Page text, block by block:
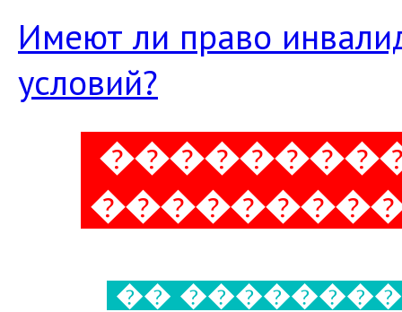
Имеют ли право
условий?
�� ��������